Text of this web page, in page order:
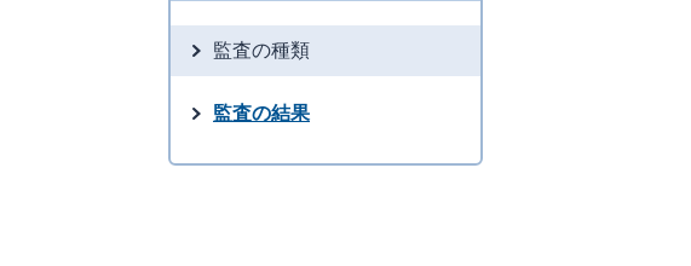
監査の種類
監査の結果